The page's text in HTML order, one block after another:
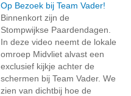
Op Bezoek bij Team Vader!
Binnenkort zijn de
Stompwijkse Paardendagen.
In deze video neemt de lokale
omroep Midvliet alvast een
exclusief kijkje achter de
schermen bij Team Vader. We
zien van dichtbij hoe de